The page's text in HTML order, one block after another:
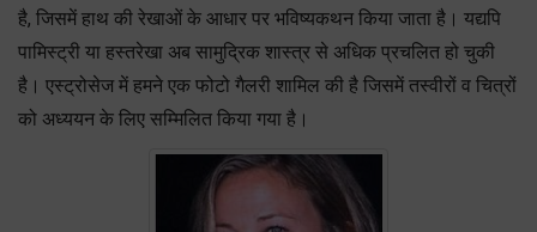
है, जिसमें हाथ की रेखाओं के आधार पर भविष्यकथन किया जाता है। यद्यपि
पामिस्ट्री या हस्तरेखा अब सामुद्रिक शास्त्र से अधिक प्रचलित हो चुकी
है। एस्ट्रोसेज में हमने एक फोटो गैलरी शामिल की है जिसमें तस्वीरों व चित्रों
को अध्ययन के लिए सम्मिलित किया गया है।